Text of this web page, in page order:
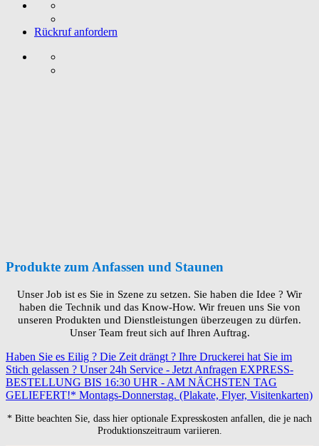
Rückruf anfordern
Produkte zum Anfassen und Staunen
Unser Job ist es Sie in Szene zu setzen. Sie haben die Idee ? Wir
haben die Technik und das Know-How. Wir freuen uns Sie von
unseren Produkten und Dienstleistungen überzeugen zu dürfen.
Unser Team freut sich auf Ihren Auftrag.
Haben Sie es Eilig ? Die Zeit drängt ? Ihre Druckerei hat Sie im
Stich gelassen ? Unser 24h Service - Jetzt Anfragen EXPRESS-
BESTELLUNG BIS 16:30 UHR - AM NÄCHSTEN TAG
GELIEFERT!* Montags-Donnerstag. (Plakate, Flyer, Visitenkarten)
* Bitte beachten Sie, dass hier optionale Expresskosten anfallen, die je nach
Produktionszeitraum variieren.